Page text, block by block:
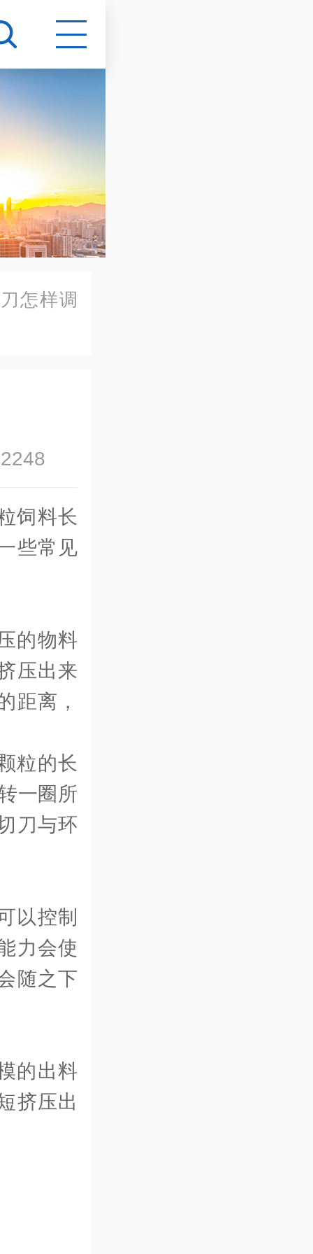
怎样调
饲料长
些常见
的物料
压出来
距离，
粒的长
一圈所
刀与环
以控制
力会使
随之下
的出料
挤压出